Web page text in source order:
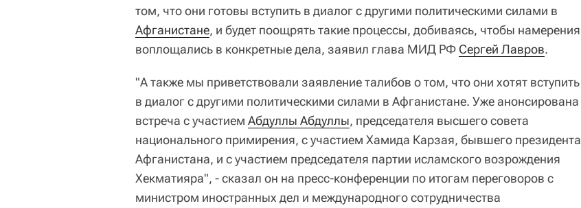
том, что они готовы вступить в диалог с другими политическими силами в
Афганистане, и будет поощрять такие процессы, добиваясь, чтобы намерения
воплощались в конкретные дела, заявил глава МИД РФ Сергей Лавров.
"А также мы приветствовали заявление талибов о том, что они хотят вступить
в диалог с другими политическими силами в Афганистане. Уже анонсирована
встреча с участием Абдуллы Абдуллы, председателя высшего совета
национального примирения, с участием Хамида Карзая, бывшего президента
Афганистана, и с участием председателя партии исламского возрождения
Хекматияра", - сказал он на пресс-конференции по итогам переговоров с
министром иностранных дел и международного сотрудничества